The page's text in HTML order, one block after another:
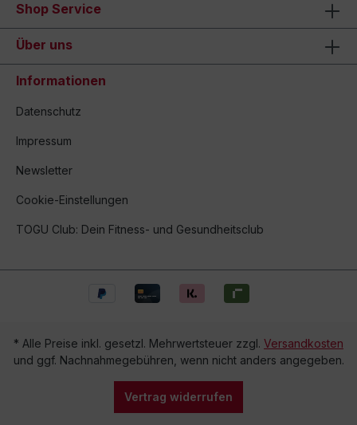
Shop Service
Über uns
Informationen
Datenschutz
Impressum
Newsletter
Cookie-Einstellungen
TOGU Club: Dein Fitness- und Gesundheitsclub
* Alle Preise inkl. gesetzl. Mehrwertsteuer zzgl. Versandkosten
und ggf. Nachnahmegebühren, wenn nicht anders angegeben.
Vertrag widerrufen